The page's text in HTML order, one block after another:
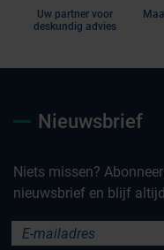
Uw partner voor
deskundig advies
Nieuwsbrief
Niets missen?
nieuwsbrief en blijf